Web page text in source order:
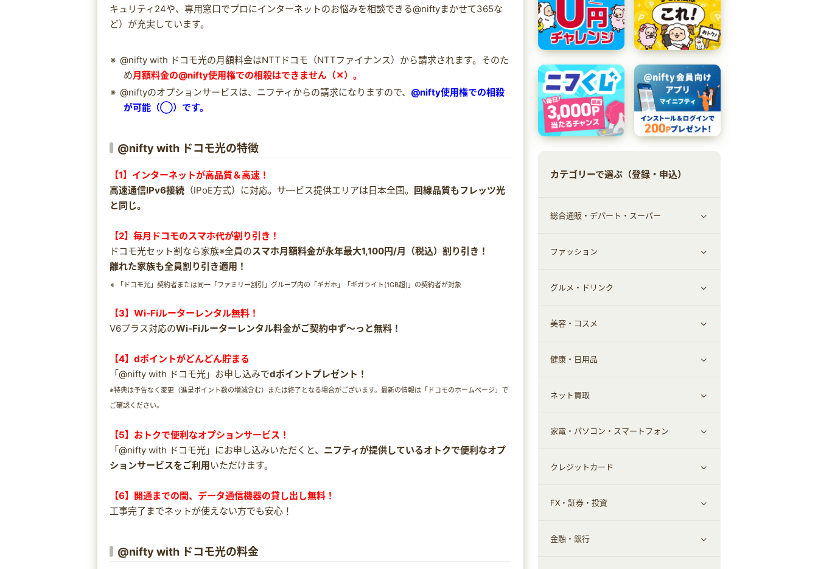
キュリティ24や、専用窓口でプロにインターネットのお悩みを相談できる@niftyまかせて365な
ど）が充実しています。
@nifty with ドコモ光の月額料金はNTTドコモ（NTTファイナンス）から請求されます。そのた
め月額料金の@nifty使用権での相殺はできません（✕）。
@niftyのオプションサービスは、ニフティからの請求になりますので、 @nifty使用権での相殺
が可能（◯）です。
@nifty with ドコモ光の特徴
【1】インターネットが高品質＆高速！
高速通信IPv6接続 （IPoE方式）に対応。サ―ビス提供エリアは日本全国。 回線品質もフレッツ光
と同じ。
【2】毎月ドコモのスマホ代が割り引き！
ドコモ光セット割なら家族※全員のスマホ月額料金が永年最大1,100円/月（税込）割り引き！
離れた家族も全員割り引き適用！
「ドコモ光」契約者または同一「ファミリー割引」グループ内の「ギガホ」「ギガライト(1GB超)」の契約者が対象
【3】Wi-Fiルーターレンタル無料！
V6プラス対応のWi-Fiルーターレンタル料金がご契約中ず～っと無料！
【4】dポイントがどんどん貯まる
「@nifty with ドコモ光」お申し込みでdポイントプレゼント！
※特典は予告なく変更（進呈ポイント数の増減含む）または終了となる場合がございます。最新の情報は「ドコモのホームページ」で
ご確認ください。
【5】おトクで便利なオプションサービス！
「@nifty with ドコモ光」にお申し込みいただくと、 ニフティが提供しているオトクで便利なオプ
ションサービスをご利用いただけます。
【6】開通までの間、データ通信機器の貸し出し無料！
工事完了までネットが使えない方でも安心！
@nifty with ドコモ光の料金
カテゴリーで選ぶ（登録・申込）
総合通販・デパート・スーパー
すべて見る
総合通販
ファッション
すべて見る
ファッション
インナー・下着
スーツ・フォーマル
グルメ・ドリンク
すべて見る
グルメ
お酒
食材宅配
ウォーターサーバー
美容・コスメ
すべて見る
ヘアケア
エステ・サロン
メンズ美容
健康・日用品
すべて見る
スポーツ・フィットネス
日用品・薬局・からだ
ネット買取
すべて見る
ネット買取
家電・パソコン・スマートフォン
すべて見る
家電・パソコン・ソフトウェア
通信・レンタルサーバー
クレジットカード
すべて見る
クレジットカード
FX・証券・投資
すべて見る
金融・銀行